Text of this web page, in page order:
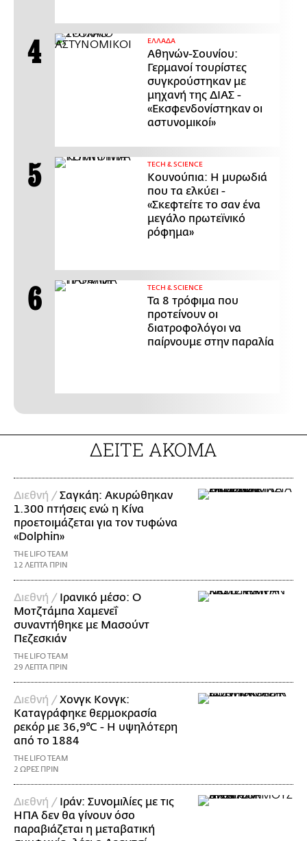
ΕΛΛΑΔΑ
Αθηνών-Σουνίου:
Γερμανοί τουρίστες
συγκρούστηκαν με
μηχανή της ΔΙΑΣ -
«Εκσφενδονίστηκαν οι
αστυνομικοί»
ΤECH & SCIENCE
Κουνούπια: Η μυρωδιά
που τα ελκύει -
«Σκεφτείτε το σαν ένα
μεγάλο πρωτεϊνικό
ρόφημα»
ΤECH & SCIENCE
Τα 8 τρόφιμα που
προτείνουν οι
διατροφολόγοι να
παίρνουμε στην παραλία
ΔΕΙΤΕ ΑΚΟΜΑ
Διεθνή /Σαγκάη: Ακυρώθηκαν
1.300 πτήσεις ενώ η Κίνα
προετοιμάζεται για τον τυφώνα
«Dolphin»
THE LIFO TEAM
12 ΛΕΠΤΑ ΠΡΙΝ
Διεθνή / Ιρανικό μέσο: Ο
Μοτζτάμπα Χαμενεΐ
συναντήθηκε με Μασούντ
Πεζεσκιάν
THE LIFO TEAM
29 ΛΕΠΤΑ ΠΡΙΝ
Διεθνή /Χονγκ Κονγκ:
Καταγράφηκε θερμοκρασία
ρεκόρ με 36,9°C - Η υψηλότερη
από το 1884
THE LIFO TEAM
2 ΩΡΕΣ ΠΡΙΝ
Διεθνή / Ιράν: Συνομιλίες με τις
ΗΠΑ δεν θα γίνουν όσο
παραβιάζεται η μεταβατική